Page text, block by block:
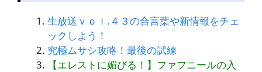
生放送ｖｏｌ.４３の合言葉や新情報をチェ
ックしよう！
究極ムサシ攻略！最後の試練
【エレストに媚びる！】ファフニールの入